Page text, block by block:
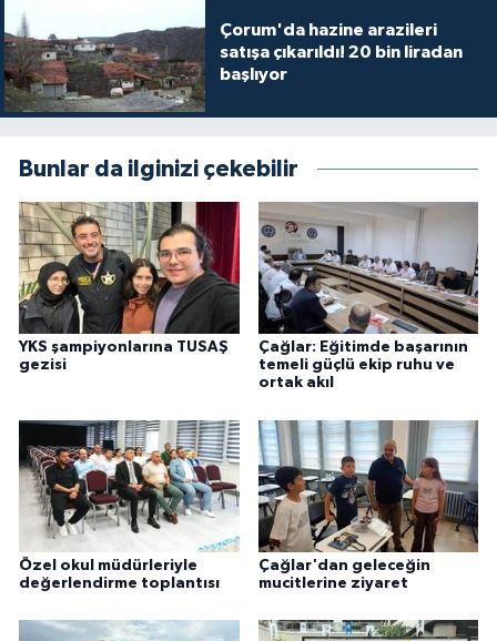
Çorum'da hazine arazileri
satışa çıkarıldı! 20 bin liradan
başlıyor
Bunlar da ilginizi çekebilir
YKS şampiyonlarına TUSAŞ
gezisi
Çağlar: Eğitimde başarının
temeli güçlü ekip ruhu ve
ortak akıl
Özel okul müdürleriyle
değerlendirme toplantısı
Çağlar'dan geleceğin
mucitlerine ziyaret